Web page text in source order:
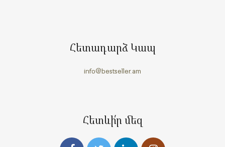
Հետադարձ Կապ
info@bestseller.am
Հետևի՛ր մեզ